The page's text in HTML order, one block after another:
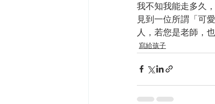
我不知我能走多久
見到一位所謂「可
人，若您是老師，
寫給孩子